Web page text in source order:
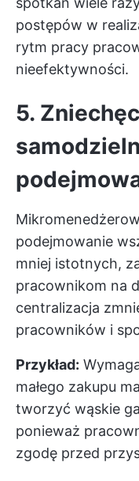
postępów w
rytm pracy
nieefektywności.
5.
podejmowanie
mniej istotnych,
pracownikom na
centralizacja
pracowników i
Przykład:
małego zakupu
tworzyć wąskie
ponieważ
zgodę przed